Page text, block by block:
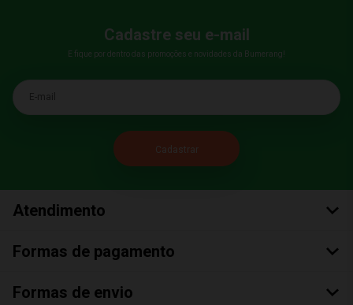
Cadastre seu e-mail
E fique por dentro das promoções e novidades da Bumerang!
E-mail
Atendimento
Formas de pagamento
Formas de envio